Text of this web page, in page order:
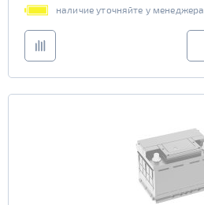
наличие уточняйте у менеджера